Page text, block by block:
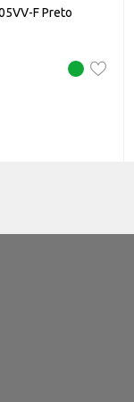
F Preto